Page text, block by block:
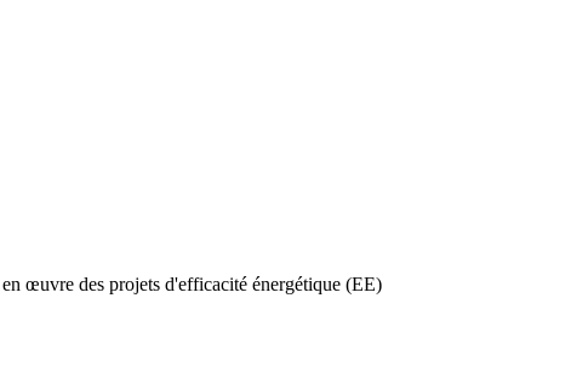
en œuvre des projets d'efficacité énergétique (EE)